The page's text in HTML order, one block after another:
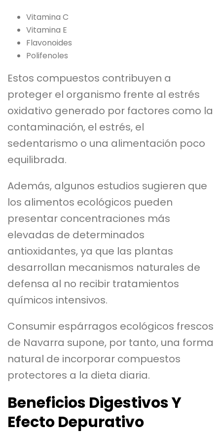
Vitamina C
Vitamina E
Flavonoides
Polifenoles
Estos compuestos contribuyen a
proteger el organismo frente al estrés
oxidativo generado por factores como la
contaminación, el estrés, el
sedentarismo o una alimentación poco
equilibrada.
Además, algunos estudios sugieren que
los alimentos ecológicos pueden
presentar concentraciones más
elevadas de determinados
antioxidantes, ya que las plantas
desarrollan mecanismos naturales de
defensa al no recibir tratamientos
químicos intensivos.
Consumir espárragos ecológicos frescos
de Navarra supone, por tanto, una forma
natural de incorporar compuestos
protectores a la dieta diaria.
Beneficios Digestivos Y
Efecto Depurativo